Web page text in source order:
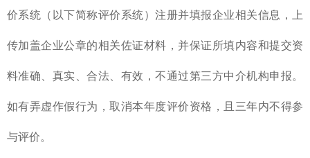
价系统（以下简称评价系统）注册并填报企业相关信息，上
传加盖企业公章的相关佐证材料，并保证所填内容和提交资
料准确、真实、合法、有效，不通过第三方中介机构申报。
如有弄虚作假行为，取消本年度评价资格，且三年内不得参
与评价。